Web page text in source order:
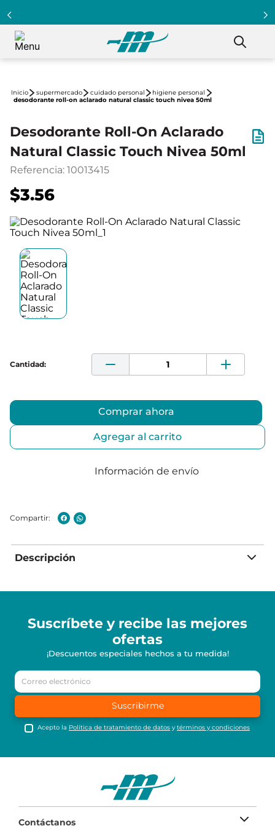
supermercado cuidado personal
higiene personal
desodorante roll-on aclarado natural classic touch nivea 50ml
Desodorante Roll-On Aclarado
Natural Classic Touch Nivea 50ml
Referencia: 10013415
$3.56
Comprar ahora
Agregar al carrito
Información de envío
Descripción
Suscríbete y recibe las mejores
ofertas
¡Descuentos especiales hechos a tu medida!
Suscribirme
Acepto la Política de tratamiento de datos ytérminos y condiciones
Contáctanos